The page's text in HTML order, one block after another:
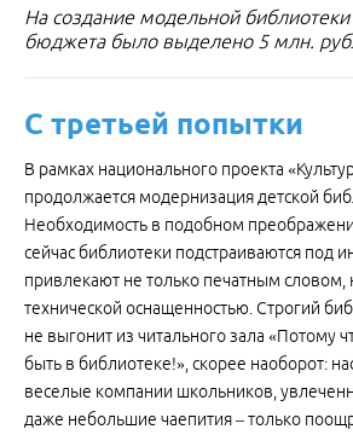
На создание модельной
бюджета было выделено 5 млн.
С третьей попытки
В рамках национального проекта
продолжается модернизация детской
Необходимость в подобном
сейчас библиотеки подстраиваются под
привлекают не только печатным
технической оснащенностью. Строгий
не выгонит из читального зала «Потому
быть в библиотеке!», скорее наоборот:
веселые компании школьников,
даже небольшие чаепития – только